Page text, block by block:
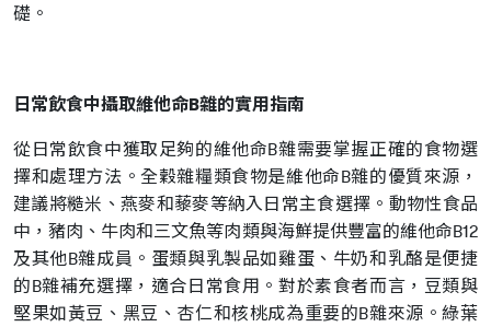
礎。
日常飲食中攝取維他命B雜的實用指南
從日常飲食中獲取足夠的維他命B雜需要掌握正確的食物選
擇和處理方法。全穀雜糧類食物是維他命B雜的優質來源，
建議將糙米、燕麥和藜麥等納入日常主食選擇。動物性食品
中，豬肉、牛肉和三文魚等肉類與海鮮提供豐富的維他命B12
及其他B雜成員。蛋類與乳製品如雞蛋、牛奶和乳酪是便捷
的B雜補充選擇，適合日常食用。對於素食者而言，豆類與
堅果如黃豆、黑豆、杏仁和核桃成為重要的B雜來源。綠葉